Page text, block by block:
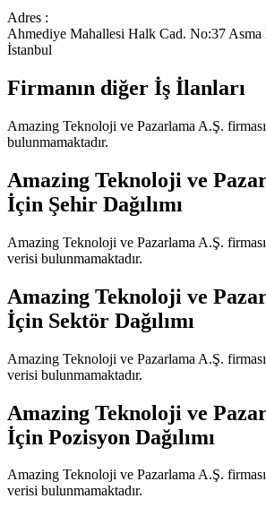
Adres :
Ahmediye Mahallesi Halk Cad. No:37
İstanbul
Firmanın diğer İş İlanları
Amazing Teknoloji ve Pazarlama A.Ş.
bulunmamaktadır.
Amazing Teknoloji ve
İçin Şehir Dağılımı
Amazing Teknoloji ve Pazarlama A.Ş.
verisi bulunmamaktadır.
Amazing Teknoloji ve
İçin Sektör Dağılımı
Amazing Teknoloji ve Pazarlama A.Ş.
verisi bulunmamaktadır.
Amazing Teknoloji ve
İçin Pozisyon Dağılımı
Amazing Teknoloji ve Pazarlama A.Ş.
verisi bulunmamaktadır.